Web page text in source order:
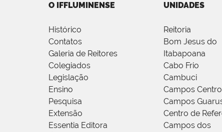
O IFFLUMINENSE
Histórico
Contatos
Galeria de Reitores
Colegiados
Legislação
Ensino
Pesquisa
Extensão
Essentia Editora
UNIDADES
Reitoria
Bom Jesus do
Itabapoana
Cabo Frio
Cambuci
Campos Centro
Campos
Centro de
Campos dos